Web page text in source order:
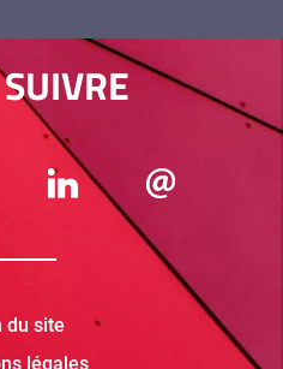
du site
légales